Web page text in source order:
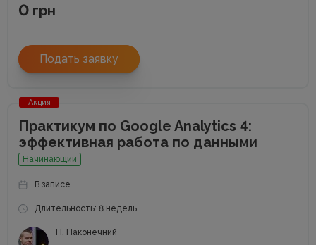
0 грн
Подать заявку
Акция
Практикум по Google Analytics 4:
эффективная работа по данными
Начинающий
В записе
Длительность: 8 недель
Н. Наконечний